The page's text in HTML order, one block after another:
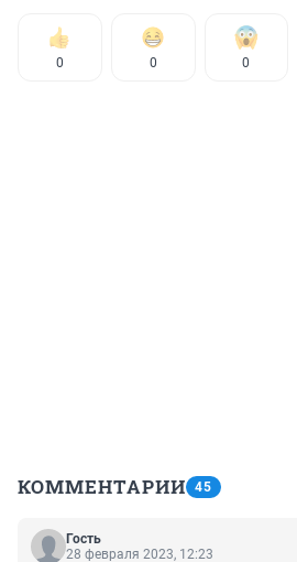
0 0 0
КОММЕНТАРИИ 45
Гость
28 февраля 2023, 12:23